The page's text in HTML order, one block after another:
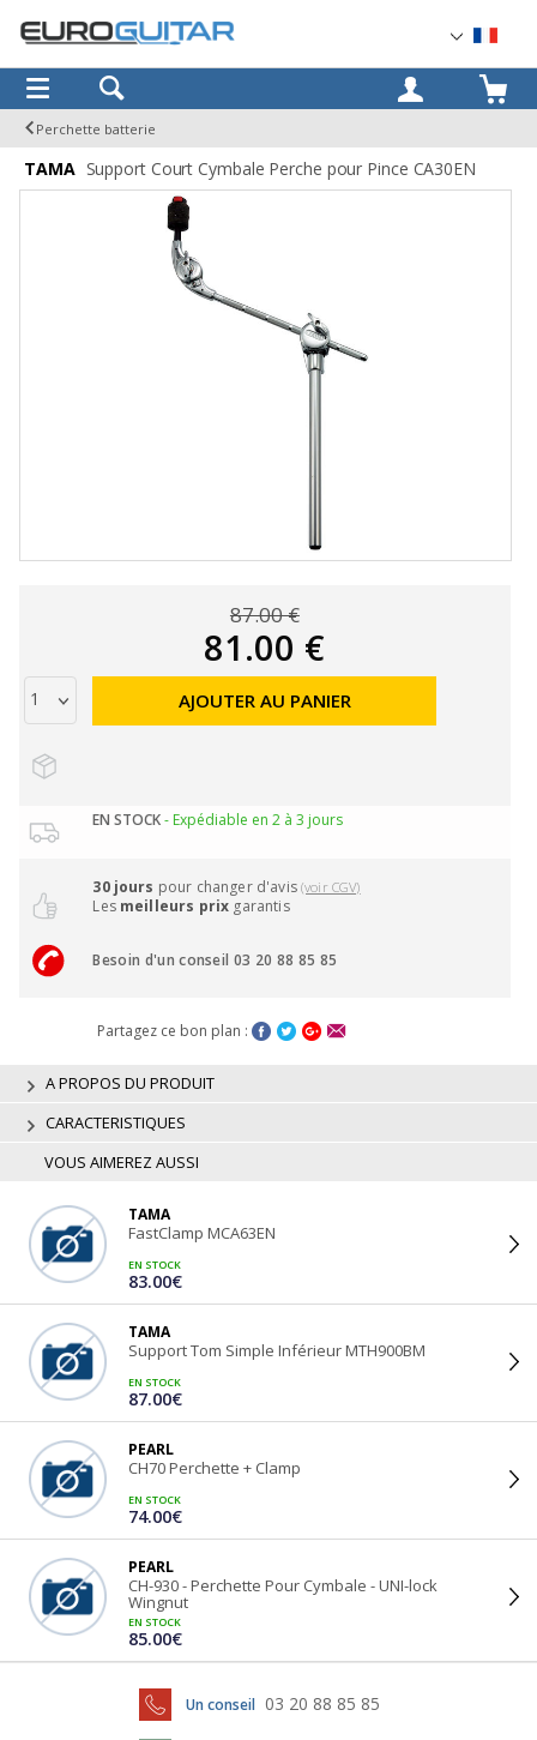
OK
Perchette batterie
TAMA Support Court Cymbale Perche pour Pince CA30EN
87.00 €
81.00 €
AJOUTER AU PANIER
EN STOCK- Expédiable en 2 à 3 jours
30 jours pour changer d'avis(voir CGV)
Les meilleurs prix garantis
Besoin d'un conseil 03 20 88 85 85
Partagez ce bon plan :
A PROPOS DU PRODUIT
CARACTERISTIQUES
VOUS AIMEREZ AUSSI
TAMA
FastClamp MCA63EN
EN STOCK
83.00€
TAMA
Support Tom Simple Inférieur MTH900BM
EN STOCK
87.00€
PEARL
CH70 Perchette + Clamp
EN STOCK
74.00€
PEARL
CH-930 - Perchette Pour Cymbale - UNI-lock
Wingnut
EN STOCK
85.00€
Un conseil 03 20 88 85 85